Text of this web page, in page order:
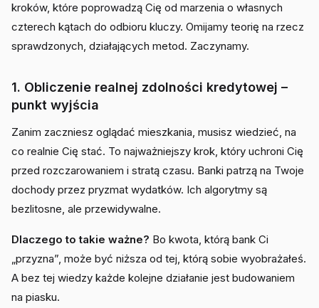
kroków, które poprowadzą Cię od marzenia o własnych
czterech kątach do odbioru kluczy. Omijamy teorię na rzecz
sprawdzonych, działających metod. Zaczynamy.
1. Obliczenie realnej zdolności kredytowej –
punkt wyjścia
Zanim zaczniesz oglądać mieszkania, musisz wiedzieć, na
co realnie Cię stać. To najważniejszy krok, który uchroni Cię
przed rozczarowaniem i stratą czasu. Banki patrzą na Twoje
dochody przez pryzmat wydatków. Ich algorytmy są
bezlitosne, ale przewidywalne.
Dlaczego to takie ważne? Bo kwota, którą bank Ci
„przyzna”, może być niższa od tej, którą sobie wyobrażałeś.
A bez tej wiedzy każde kolejne działanie jest budowaniem
na piasku.